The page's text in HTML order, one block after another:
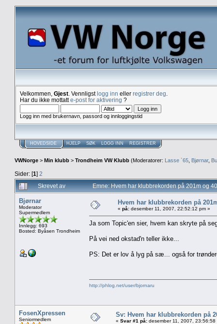
Velkommen, Gjest . Vennligstlogg inn eller registrer deg
Har du ikke mottatte-post for aktivering ?
Logg inn med brukernavn, passord og innloggingstid
HOVEDSIDE HJELP SØK LOGG INN REGISTRER
VWNorge > Min klubb > Trondheim VW Klubb (Moderatorer: Lasse `65 Bjørnar,
Sider: [1] 2
Skrevet av
Emne: Hvem har klubbrekorden på 201m og
Bjørnar
Moderator
Supermedlem
Innlegg: 693
Bosted: Byåsen Trondheim
Hvem har klubbrekorden på
« på: desember 11, 2007, 22:52:12 pm »
Ja som Topic'en sier, hvem kan skryte på
På vei ned okstad'n teller ikke...
PS: Det er lov å lyg på sæ... også for
http://phlog.net/user/bjornaru
FosenXpressen
Seniormedlem
Sv: Hvem har klubbrekorden på
« Svar #1 på: desember 11, 2007, 23:56:58